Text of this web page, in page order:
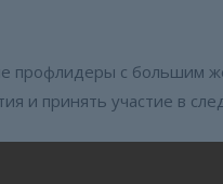
профлидеры с большим
и принять участие в